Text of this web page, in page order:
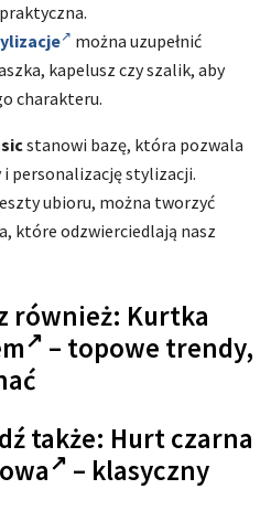
można uzupełnić
kapelusz czy szalik, aby
charakteru.
stanowi bazę, która pozwala
personalizację stylizacji.
ubioru, można tworzyć
które odzwierciedlają nasz
również: Kurtka
– topowe trendy,
także: Hurt czarna
– klasyczny